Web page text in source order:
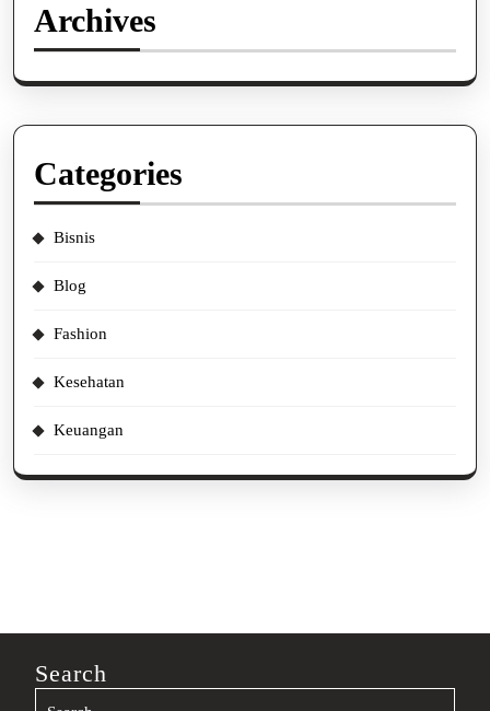
Archives
Categories
Bisnis
Blog
Fashion
Kesehatan
Keuangan
Search